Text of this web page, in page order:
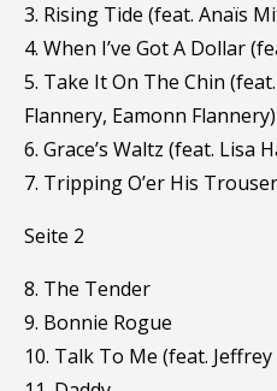
3. Rising Tide (feat. Anaïs
4. When I’ve Got A Dollar
5. Take It On The Chin
Flannery, Eamonn Flannery)
6. Grace’s Waltz (feat. Lisa
7. Tripping O’er His
Seite 2
8. The Tender
9. Bonnie Rogue
10. Talk To Me (feat.